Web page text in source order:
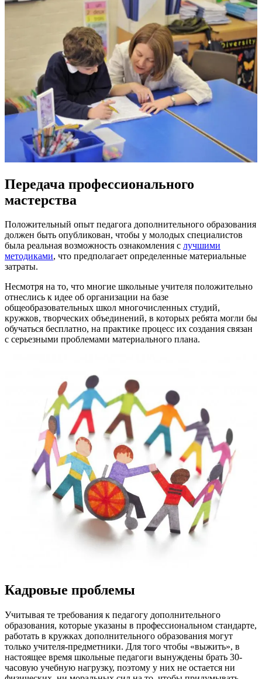
Передача профессионального
мастерства
Положительный опыт педагога дополнительного образования
должен быть опубликован, чтобы у молодых специалистов
была реальная возможность ознакомления с лучшими
методиками, что предполагает определенные материальные
затраты.
Несмотря на то, что многие школьные учителя положительно
отнеслись к идее об организации на базе
общеобразовательных школ многочисленных студий,
кружков, творческих объединений, в которых ребята могли бы
обучаться бесплатно, на практике процесс их создания связан
с серьезными проблемами материального плана.
Кадровые проблемы
Учитывая те требования к педагогу дополнительного
образования, которые указаны в профессиональном стандарте,
работать в кружках дополнительного образования могут
только учителя-предметники. Для того чтобы «выжить», в
настоящее время школьные педагоги вынуждены брать 30-
часовую учебную нагрузку, поэтому у них не остается ни